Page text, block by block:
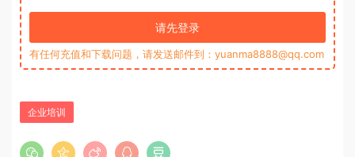
请先登录
有任何充值和下载问题，请发送邮件到：yuanma8888@qq.com
企业培训